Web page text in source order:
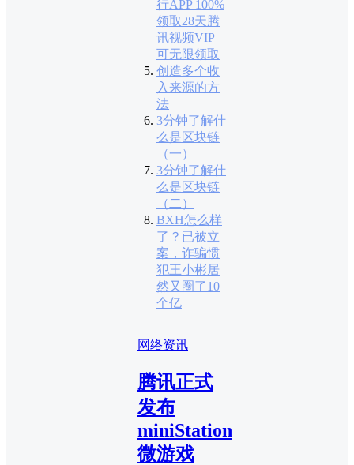
行APP 100%
领取28天腾
讯视频VIP
可无限领取
创造多个收
入来源的方
法
3分钟了解什
么是区块链
（一）
3分钟了解什
么是区块链
（二）
BXH怎么样
了？已被立
案，诈骗惯
犯王小彬居
然又圈了10
个亿
网络资讯
腾讯正式
发布
miniStation
微游戏